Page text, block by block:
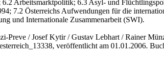
Arbeitsmarktpolitik; 6.3 Asyl- und
7.2 Österreichs Aufwendungen für die
und Internationale Zusammenarbeit (SWI).
Preve / Josef Kytir / Gustav Lebhart / Rainer
veröffentlicht am 01.01.2006.